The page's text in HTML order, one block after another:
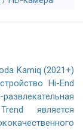
Kamiq (2021+)
Hi-End
является